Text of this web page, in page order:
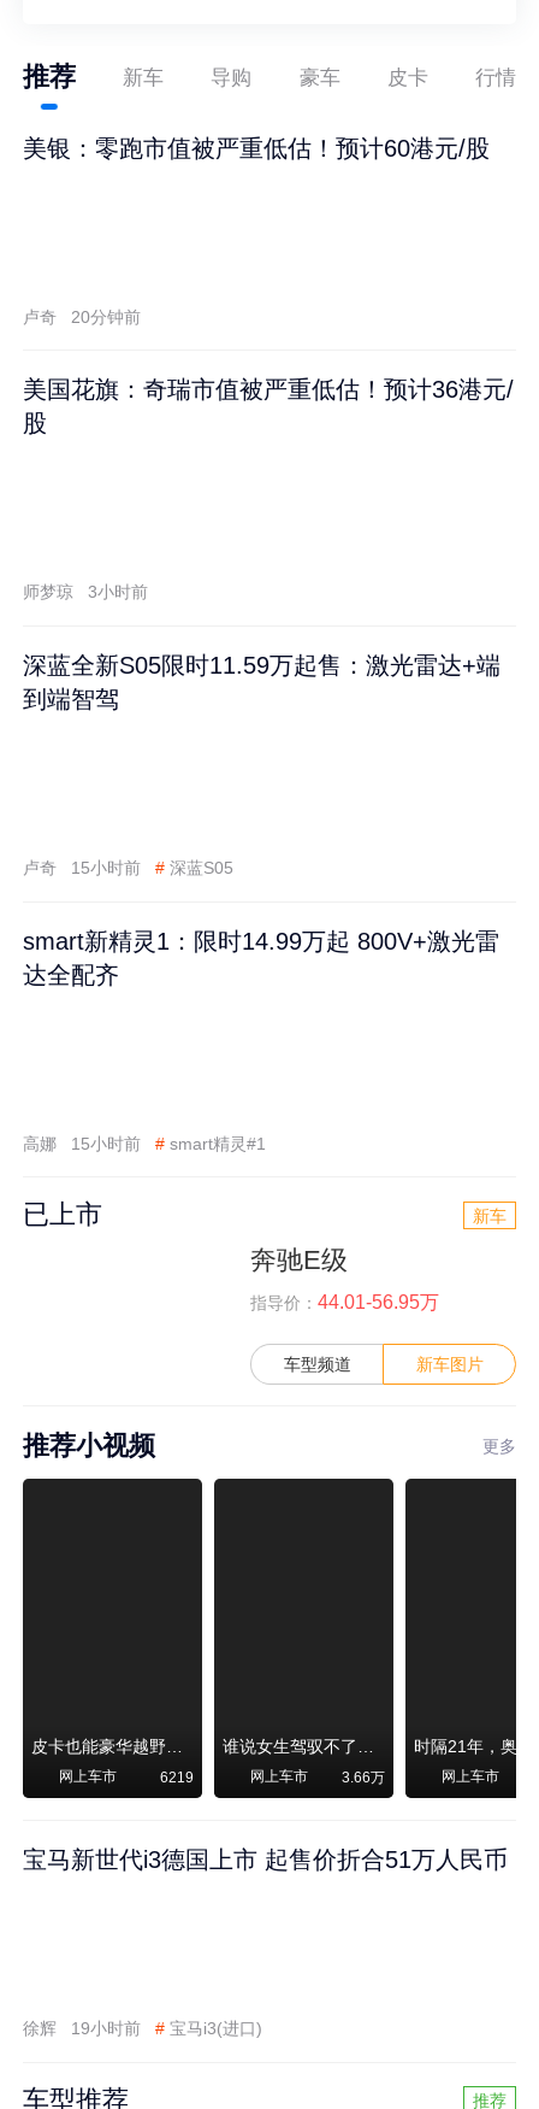
推荐 新车 导购 豪车 皮卡 行情
美银：零跑市值被严重低估！预计60港元/股
卢奇 20分钟前
美国花旗：奇瑞市值被严重低估！预计36港元/
股
师梦琼 3小时前
深蓝全新S05限时11.59万起售：激光雷达+端
到端智驾
卢奇 15小时前 # 深蓝S05
smart新精灵1：限时14.99万起 800V+激光雷
达全配齐
高娜 15小时前 # smart精灵#1
已上市 新车
奔驰E级
指导价： 44.01-56.95万
车型频道 新车图片
推荐小视频 更多
皮卡也能豪华越野！纵横F700上市，限时卖29.99万起
网上车市 6219
谁说女生驾驭不了大SUV？看我开问界M6驰骋坝上草原！
网上车市 3.66万 网上车市
宝马新世代i3德国上市 起售价折合51万人民币
徐辉 19小时前 # 宝马i3(进口)
车型推荐 推荐